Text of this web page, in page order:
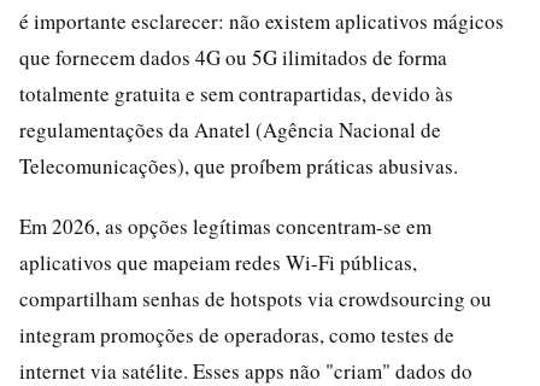
é importante esclarecer: não existem aplicativos mágicos
que fornecem dados 4G ou 5G ilimitados de forma
totalmente gratuita e sem contrapartidas, devido às
regulamentações da Anatel (Agência Nacional de
Telecomunicações), que proíbem práticas abusivas.
Em 2026, as opções legítimas concentram-se em
aplicativos que mapeiam redes Wi-Fi públicas,
compartilham senhas de hotspots via crowdsourcing ou
integram promoções de operadoras, como testes de
internet via satélite. Esses apps não "criam" dados do